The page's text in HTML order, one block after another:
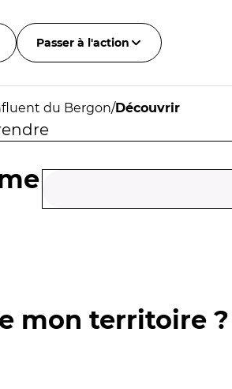
Passer à l'action
du Bergon/Découvrir
mon territoire ?